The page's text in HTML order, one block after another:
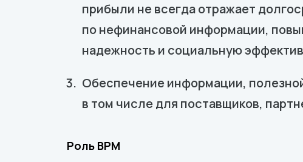
прибыли не всегда отражает
по нефинансовой информации,
надежность и социальную
Обеспечение информации,
в том числе для поставщиков,
Роль BPM